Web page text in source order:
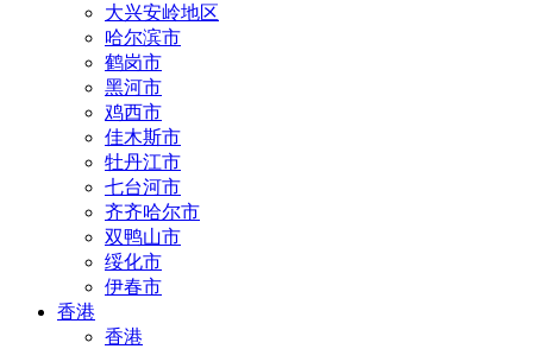
大兴安岭地区
哈尔滨市
鹤岗市
黑河市
鸡西市
佳木斯市
牡丹江市
七台河市
齐齐哈尔市
双鸭山市
绥化市
伊春市
香港
香港